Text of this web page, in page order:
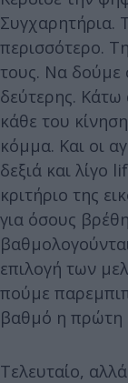
Συγχαρητήρια.
περισσότερο.
τους. Να δούμε
δεύτερης. Κάτω
κάθε του
κόμμα. Και οι
δεξιά και λίγο
κριτήριο της
για όσους
επιλογή των
πούμε
βαθμό η πρώτη
Τελευταίο,